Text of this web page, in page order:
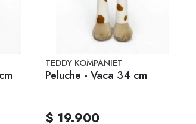
34 cm
TEDDY KOMPANIET
Peluche - Vaca 34 cm
$ 19.900